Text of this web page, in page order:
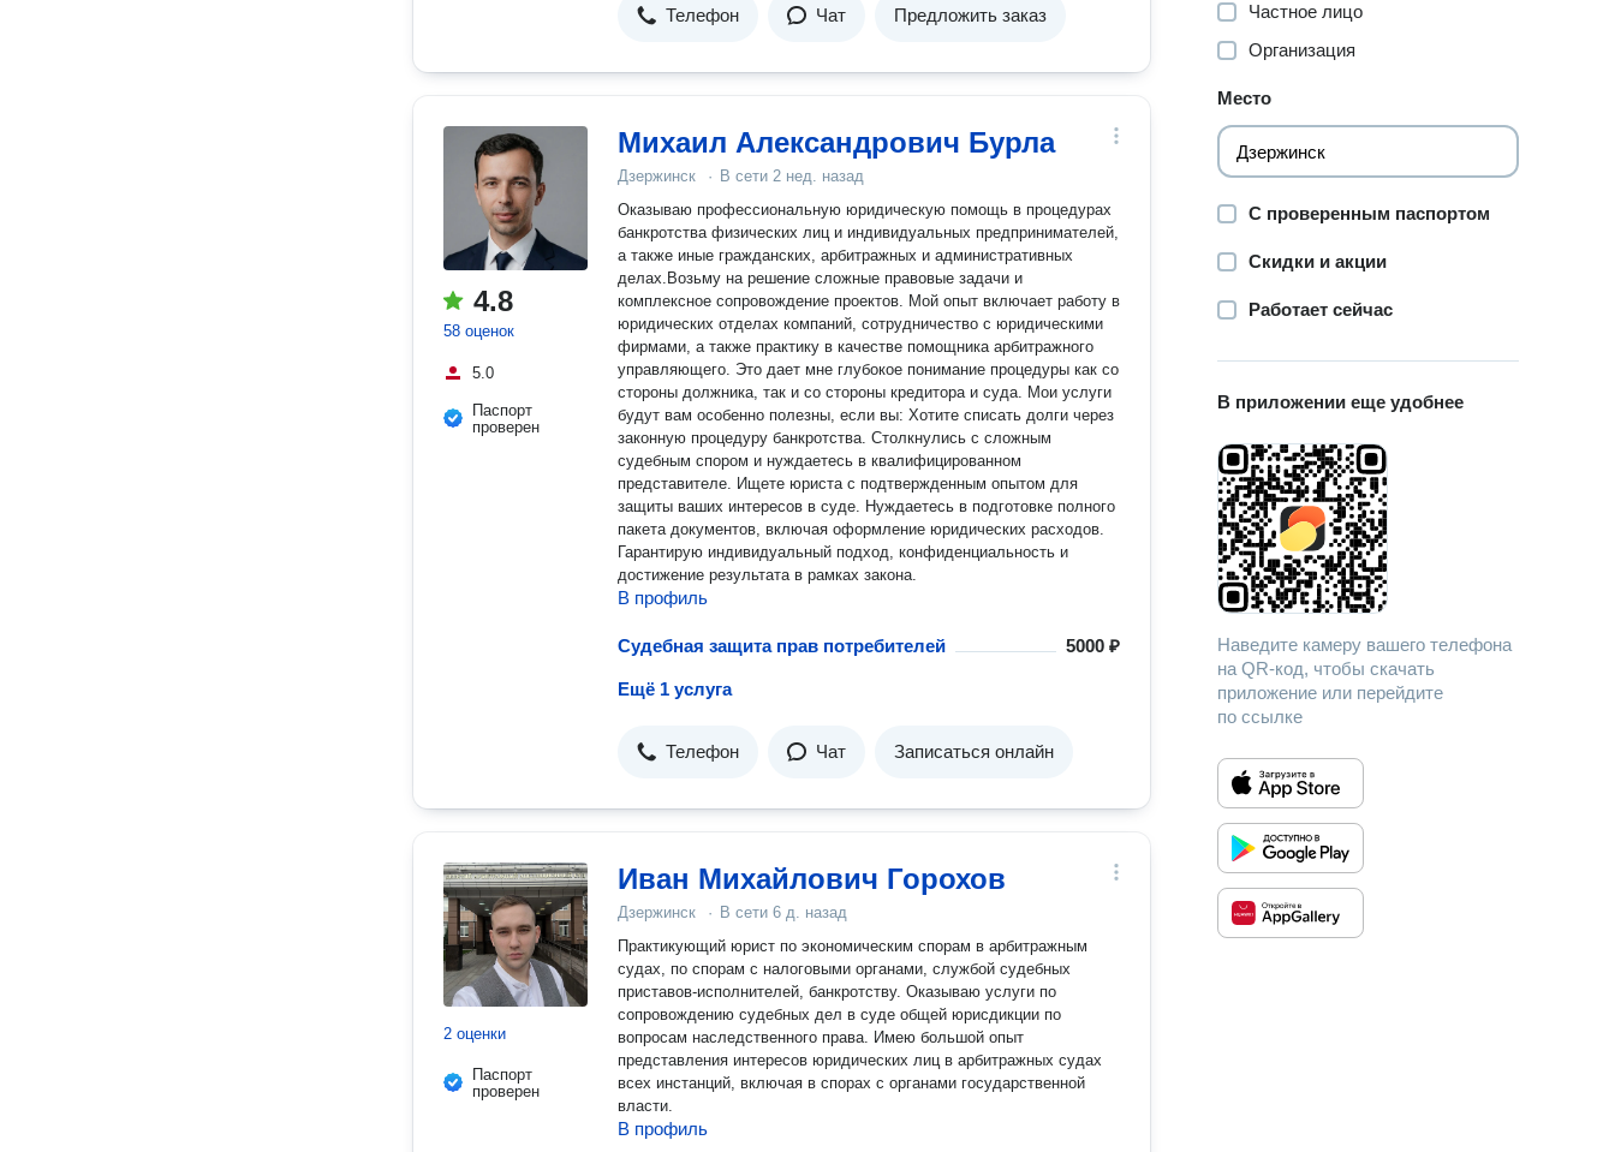
Телефон Чат Предложить заказ
4.8
58 оценок
5.0
Паспорт
проверен
Михаил Александрович Бурла
Дзержинск · В сети 2 нед. назад
Оказываю профессиональную юридическую помощь в процедурах
банкротства физических лиц и индивидуальных предпринимателей,
а также иные гражданских, арбитражных и административных
делах.Возьму на решение сложные правовые задачи и
комплексное сопровождение проектов. Мой опыт включает работу в
юридических отделах компаний, сотрудничество с юридическими
фирмами, а также практику в качестве помощника арбитражного
управляющего. Это дает мне глубокое понимание процедуры как со
стороны должника, так и со стороны кредитора и суда. Мои услуги
будут вам особенно полезны, если вы: Хотите списать долги через
законную процедуру банкротства. Столкнулись с сложным
судебным спором и нуждаетесь в квалифицированном
представителе. Ищете юриста с подтвержденным опытом для
защиты ваших интересов в суде. Нуждаетесь в подготовке полного
пакета документов, включая оформление юридических расходов.
Гарантирую индивидуальный подход, конфиденциальность и
достижение результата в рамках закона.
В профиль
Судебная защита прав потребителей 5000 ₽
Ещё 1 услуга
Телефон Чат Записаться онлайн
2 оценки
Паспорт
проверен
Иван Михайлович Горохов
Дзержинск · В сети 6 д. назад
Практикующий юрист по экономическим спорам в арбитражным
судах, по спорам с налоговыми органами, службой судебных
приставов-исполнителей, банкротству. Оказываю услуги по
сопровождению судебных дел в суде общей юрисдикции по
вопросам наследственного права. Имею большой опыт
представления интересов юридических лиц в арбитражных судах
всех инстанций, включая в спорах с органами государственной
власти.
В профиль
Частное лицо
Организация
Место
С проверенным паспортом
Скидки и акции
Работает сейчас
В приложении еще удобнее
Наведите камеру вашего телефона
на QR-код, чтобы скачать
приложение или перейдите
по ссылке